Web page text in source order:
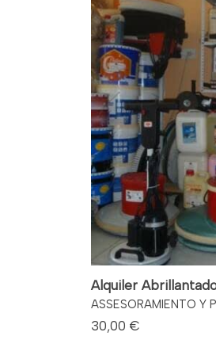
Alquiler
ASSESORAMIENTO Y
30,00 €